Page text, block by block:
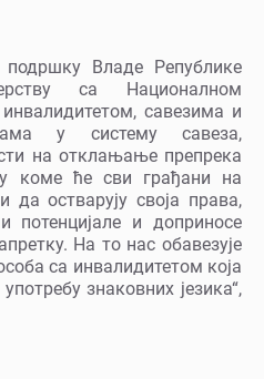
Владе Републике
са Националном
савезима и
у систему савеза,
на отклањање препрека
коме ће сви грађани на
остварују своја права,
потенцијале и доприносе
На то нас обавезује
са инвалидитетом која
знаковних језика“,